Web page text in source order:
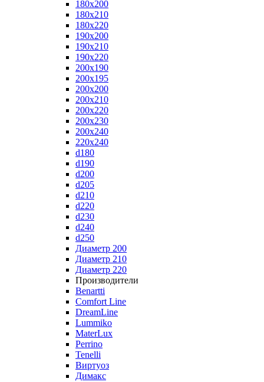
180x200
180x210
180x220
190x200
190x210
190x220
200x190
200x195
200x200
200x210
200x220
200x230
200x240
220x240
d180
d190
d200
d205
d210
d220
d230
d240
d250
Диаметр 200
Диаметр 210
Диаметр 220
Производители
Benartti
Comfort Line
DreamLine
Lummiko
MaterLux
Perrino
Tenelli
Виртуоз
Димакс